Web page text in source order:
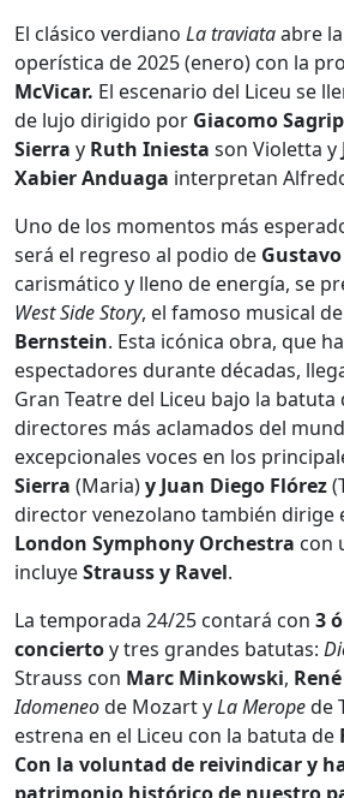
El clásico verdiano La traviataabre
operística de 2025 (enero) con la
McVicar. El escenario del Liceu se
de lujo dirigido por Giacomo
Sierra y Ruth Iniesta son Violetta y
Xabier Anduaga interpretan
Uno de los momentos más
será el regreso al podio de
carismático y lleno de energía, se
West Side Story, el famoso musical de
Bernstein. Esta icónica obra, que
espectadores durante décadas,
Gran Teatre del Liceu bajo la batuta
directores más aclamados del
excepcionales voces en los
Sierra (Maria)y Juan Diego Flórez
director venezolano también dirige
London Symphony Orchestra con
incluyeStrauss y Ravel.
La temporada 24/25 contará con 3
conciertoy tres grandes batutas:
Strauss con Marc Minkowski,
Idomeneode Mozart yLa Meropede
estrena en el Liceu con la batuta de
Con la voluntad de reivindicar y